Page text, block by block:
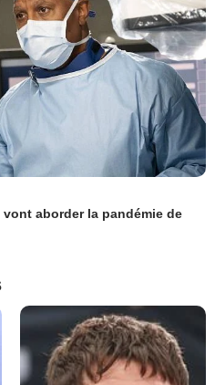
aborder la pandémie de